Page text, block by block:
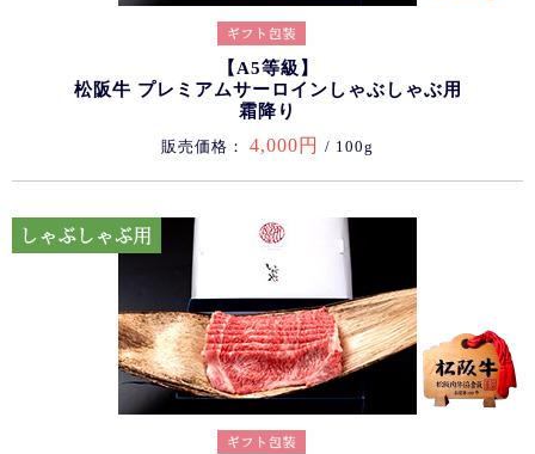
【A5等級】
松阪牛 プレミアムサーロインしゃぶしゃぶ用
霜降り
販売価格： 4,000円 / 100g